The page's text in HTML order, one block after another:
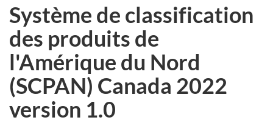
Système de classification
des produits de
l'Amérique du Nord
(SCPAN) Canada 2022
version 1.0